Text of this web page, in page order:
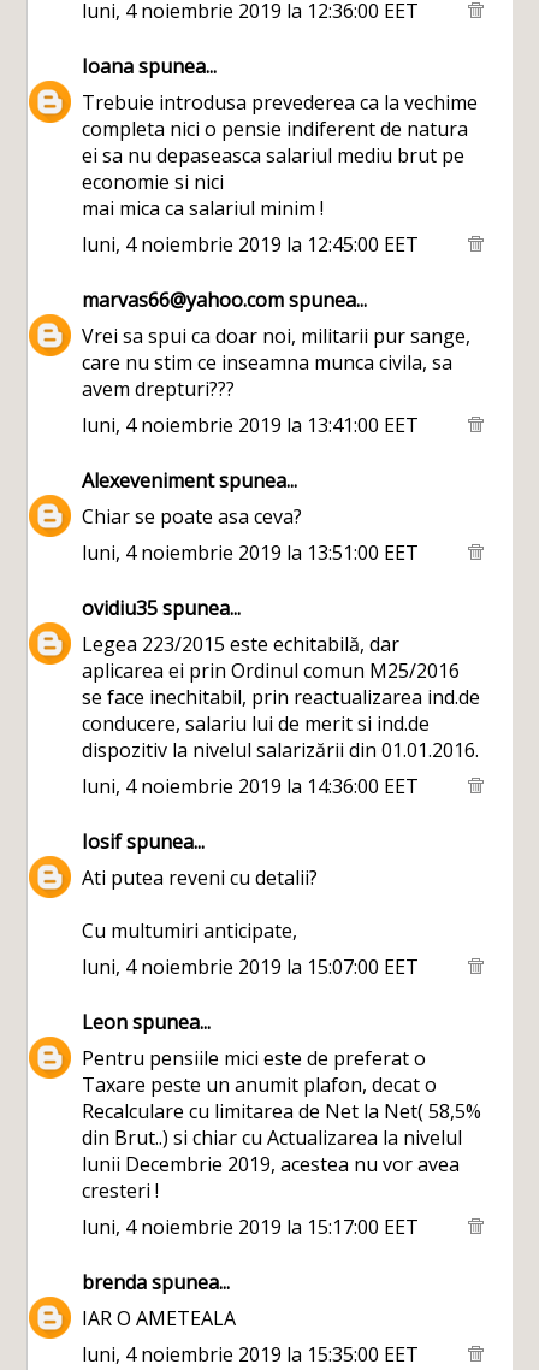
luni, 4 noiembrie 2019 la 12:36:00 EET
Ioanaspunea...
Trebuie introdusa prevederea ca la vechime
completa nici o pensie indiferent de natura
ei sa nu depaseasca salariul mediu brut pe
economie si nici
mai mica ca salariul minim !
luni, 4 noiembrie 2019 la 12:45:00 EET
marvas66@yahoo.comspunea...
Vrei sa spui ca doar noi, militarii pur sange,
care nu stim ce inseamna munca civila, sa
avem drepturi???
luni, 4 noiembrie 2019 la 13:41:00 EET
Alexevenimentspunea...
Chiar se poate asa ceva?
luni, 4 noiembrie 2019 la 13:51:00 EET
ovidiu35spunea...
Legea 223/2015 este echitabilă, dar
aplicarea ei prin Ordinul comun M25/2016
se face inechitabil, prin reactualizarea ind.de
conducere, salariu lui de merit si ind.de
dispozitiv la nivelul salarizării din 01.01.2016.
luni, 4 noiembrie 2019 la 14:36:00 EET
Iosifspunea...
Ati putea reveni cu detalii?
Cu multumiri anticipate,
luni, 4 noiembrie 2019 la 15:07:00 EET
Leonspunea...
Pentru pensiile mici este de preferat o
Taxare peste un anumit plafon, decat o
Recalculare cu limitarea de Net la Net( 58,5%
din Brut..) si chiar cu Actualizarea la nivelul
lunii Decembrie 2019, acestea nu vor avea
cresteri !
luni, 4 noiembrie 2019 la 15:17:00 EET
brendaspunea...
IAR O AMETEALA
luni, 4 noiembrie 2019 la 15:35:00 EET